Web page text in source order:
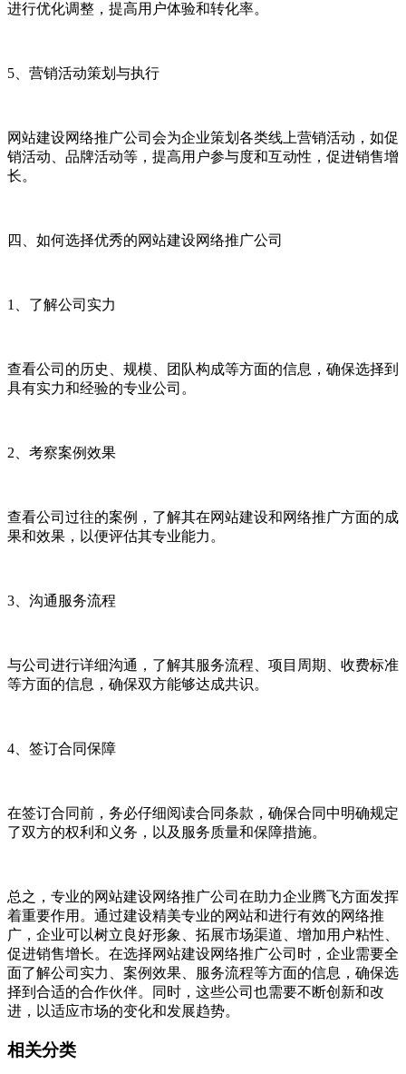
进行优化调整，提高用户体验和转化率。
5、营销活动策划与执行
网站建设网络推广公司会为企业策划各类线上营销活动，如促
销活动、品牌活动等，提高用户参与度和互动性，促进销售增
长。
四、如何选择优秀的网站建设网络推广公司
1、了解公司实力
查看公司的历史、规模、团队构成等方面的信息，确保选择到
具有实力和经验的专业公司。
2、考察案例效果
查看公司过往的案例，了解其在网站建设和网络推广方面的成
果和效果，以便评估其专业能力。
3、沟通服务流程
与公司进行详细沟通，了解其服务流程、项目周期、收费标准
等方面的信息，确保双方能够达成共识。
4、签订合同保障
在签订合同前，务必仔细阅读合同条款，确保合同中明确规定
了双方的权利和义务，以及服务质量和保障措施。
总之，专业的网站建设网络推广公司在助力企业腾飞方面发挥
着重要作用。通过建设精美专业的网站和进行有效的网络推
广，企业可以树立良好形象、拓展市场渠道、增加用户粘性、
促进销售增长。在选择网站建设网络推广公司时，企业需要全
面了解公司实力、案例效果、服务流程等方面的信息，确保选
择到合适的合作伙伴。同时，这些公司也需要不断创新和改
进，以适应市场的变化和发展趋势。
相关分类